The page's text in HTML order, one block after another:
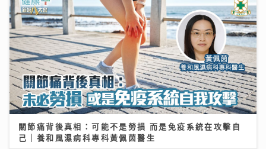
關節痛背後真相：可能不是勞損 而是免疫系統在攻擊自
己｜養和風濕病科專科黃佩茵醫生